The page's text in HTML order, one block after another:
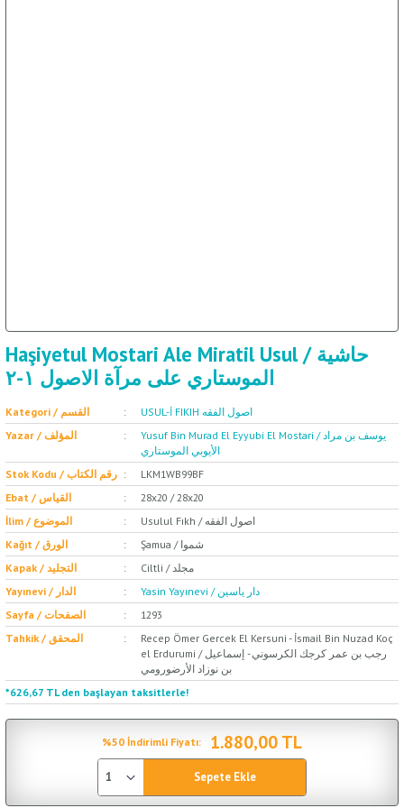
Haşiyetul Mostari Ale Miratil Usul / حاشية
الموستاري على مرآة الاصول ١-٢
Kategori / القسم
USUL-İ FIKIH اصول الفقه
Yazar / المؤلف
Yusuf Bin Murad El Eyyubi El Mostari / يوسف بن مراد
الأيوبي الموستاري
Stok Kodu / رقم الكتاب
LKM1WB99BF
Ebat / القياس
28x20 / 28x20
İlim / الموضوع
Usulul Fıkh / اصول الفقه
Kağıt / الورق
Şamua / شموا
Kapak / التجليد
Ciltli / مجلد
Yayınevi / الدار
Yasin Yayınevi / دار ياسين
Sayfa / الصفحات
1293
Tahkik / المحقق
Recep Ömer Gercek El Kersuni - İsmail Bin Nuzad Koç
el Erdurumi / رجب بن عمر كرجك الكرسوني - إسماعيل
بن نوزاد الأرضورومي
*626,67 TL den başlayan taksitlerle!
%50 İndirimli Fiyatı: 1.880,00 TL
Sepete Ekle